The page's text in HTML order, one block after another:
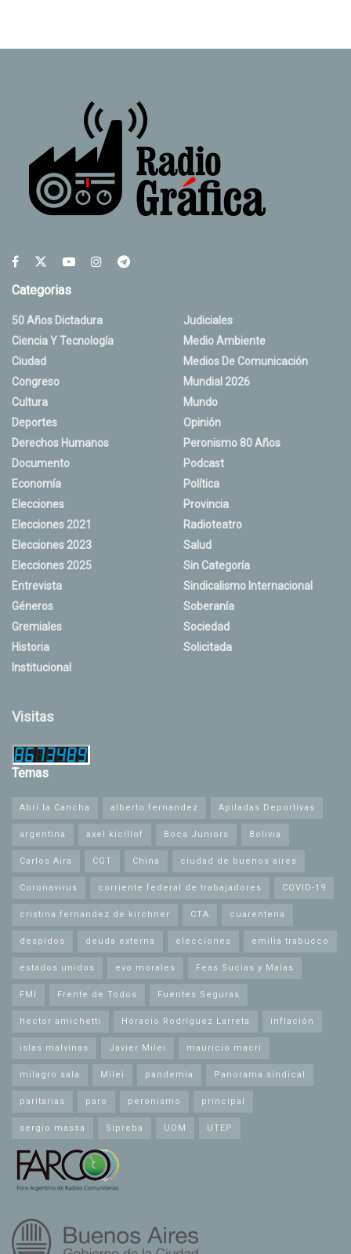
Categorias
50 Años Dictadura
Ciencia Y Tecnología
Ciudad
Congreso
Cultura
Deportes
Derechos Humanos
Documento
Economía
Elecciones
Elecciones 2021
Elecciones 2023
Elecciones 2025
Entrevista
Géneros
Gremiales
Historia
Institucional
Judiciales
Medio Ambiente
Medios De Comunicación
Mundial 2026
Mundo
Opinión
Peronismo 80 Años
Podcast
Política
Provincia
Radioteatro
Salud
Sin Categoría
Sindicalismo Internacional
Soberanía
Sociedad
Solicitada
Visitas
Temas
Abrí la Cancha alberto fernandez Apiladas Deportivas
argentina axel kicillof Boca Juniors Bolivia
Carlos Aira CGT China ciudad de buenos aires
Coronavirus corriente federal de trabajadores COVID-19
cristina fernandez de kirchner CTA cuarentena
despidos deuda externa elecciones emilia trabucco
estados unidos evo morales Feas Sucias y Malas
FMI Frente de Todos Fuentes Seguras
hector amichetti Horacio Rodríguez Larreta inflación
islas malvinas Javier Milei mauricio macri
milagro sala Milei pandemia Panorama sindical
paritarias paro peronismo principal
sergio massa Sipreba UOM UTEP